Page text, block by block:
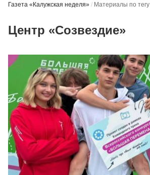
Газета «Калужская неделя» / Материалы по тегу
Центр «Созвездие»